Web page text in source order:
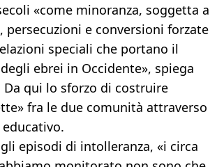
«come minoranza, soggetta a
persecuzioni e conversioni forzate
speciali che portano il
ebrei in Occidente», spiega
Da qui lo sforzo di costruire
fra le due comunità attraverso
episodi di intolleranza, «i circa